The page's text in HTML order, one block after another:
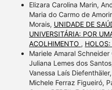
Elizara Carolina Marin,
Maria do Carmo de
Morais, UNIDADE DE
UNIVERSITÁRIA: POR
ACOLHIMENTO ,
Mariele Amaral
Juliana Lemes dos
Vanessa Laís
Michele Ferraz Figueiró,